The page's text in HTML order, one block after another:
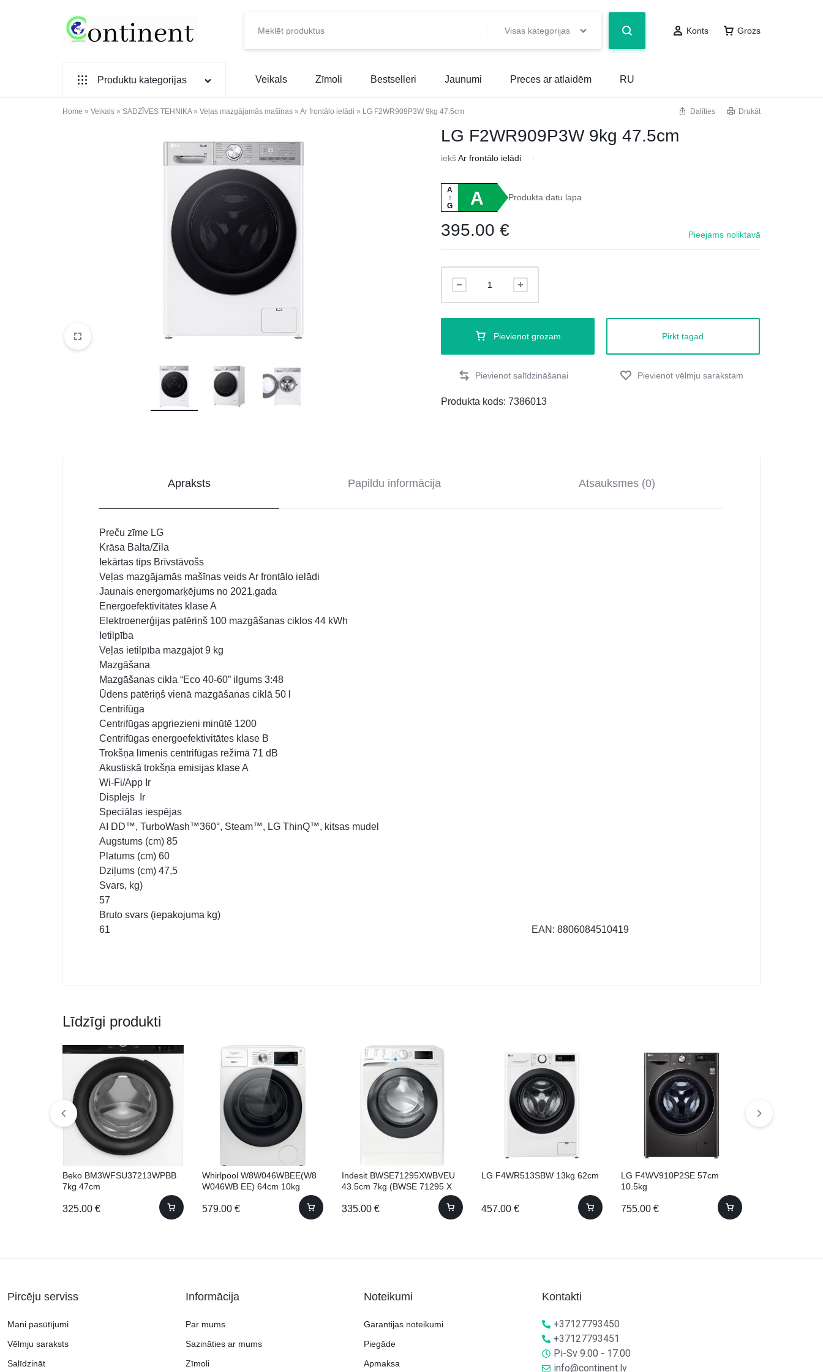
PREČU
INTERNETVEIKALS
Visas kategorijas Konts Grozs
Produktu kategorijas
SADZĪVES TEHNIKA
MAZĀ SADZĪVES TEHNIKA
SKAISTUMAM UN VESELĪBAI
KLIMATAM
SILTUMNĪCAS UN TO PIEDERUMI
Veikals Zīmoli Bestselleri Jaunumi Preces ar atlaidēm RU
Home » Veikals » SADZĪVES TEHNIKA» Veļas mazgājamās mašīnas » Ar frontālo ielādi » LG F2WR909P3W 9kg 47.5cm Dalīties Drukāt
LG F2WR909P3W 9kg 47.5cm
iekšAr frontālo ielādi
A
↑
G
A Produkta datu lapa
395.00€ Pieejams noliktavā
Pievienot grozam Pirkt tagad
Produkta kods:7386013
Apraksts Papildu informācija Atsauksmes (0)
Preču zīme LG
Krāsa Balta/Zila
Iekārtas tips Brīvstāvošs
Veļas mazgājamās mašīnas veids Ar frontālo ielādi
Jaunais energomarķējums no 2021.gada
Energoefektivitātes klase A
Elektroenerģijas patēriņš 100 mazgāšanas ciklos 44 kWh
Ietilpība
Veļas ietilpība mazgājot 9 kg
Mazgāšana
Mazgāšanas cikla “Eco 40-60” ilgums 3:48
Ūdens patēriņš vienā mazgāšanas ciklā 50 l
Centrifūga
Centrifūgas apgriezieni minūtē 1200
Centrifūgas energoefektivitātes klase B
Trokšņa līmenis centrifūgas režīmā 71 dB
Akustiskā trokšņa emisijas klase A
Wi-Fi/App Ir
Displejs Ir
Speciālas iespējas
AI DD™, TurboWash™360°, Steam™, LG ThinQ™, kitsas mudel
Augstums (cm) 85
Platums (cm) 60
Dziļums (cm) 47,5
Svars, kg)
57
Bruto svars (iepakojuma kg)
61
EAN: 8806084510419
Līdzīgi produkti
Beko BM3WFSU37213WPBB
7kg 47cm
325.00 €
Whirlpool W8W046WBEE(W8
W046WB EE) 64cm 10kg
579.00 €
Indesit BWSE71295XWBVEU
43.5cm 7kg (BWSE 71295 X
335.00 €
LG F4WR513SBW 13kg 62cm
457.00 €
LG F4WV910P2SE 57cm
10.5kg
755.00 €
Pircēju serviss
Mani pasūtījumi
Vēlmju saraksts
Salīdzināt
Informācija
Par mums
Sazināties ar mums
Zīmoli
Noteikumi
Garantijas noteikumi
Piegāde
Apmaksa
Kontakti
+37127793450
+37127793451
Pi-Sv 9.00 - 17.00
info@continent.lv